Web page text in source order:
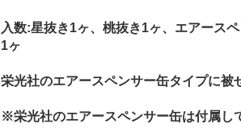
入数:星抜き1ヶ、桃抜き1ヶ、エアース
1ヶ
栄光社のエアースペンサー缶タイプに被
※栄光社のエアースペンサー缶は付属し